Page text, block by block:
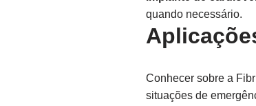
quando necessário.
Conhecer sobre a
situações de